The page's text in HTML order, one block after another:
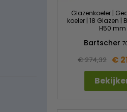
Glazenkoeler |
koeler | 18 Glazen |
H50 mm
Bartscher
€ 274,32 €